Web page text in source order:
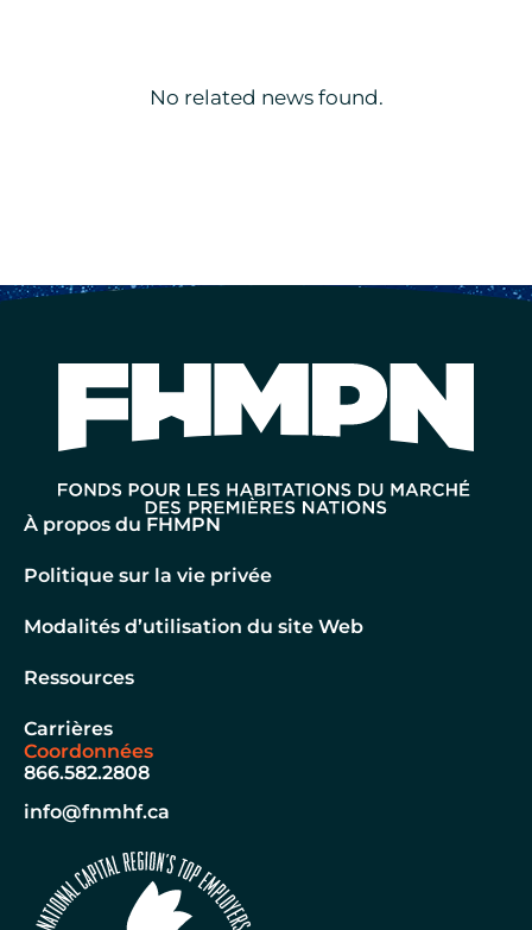
No related news found.
À propos du FHMPN
Politique sur la vie privée
Modalités d’utilisation du site Web
Ressources
Carrières
Coordonnées
866.582.2808
info@fnmhf.ca